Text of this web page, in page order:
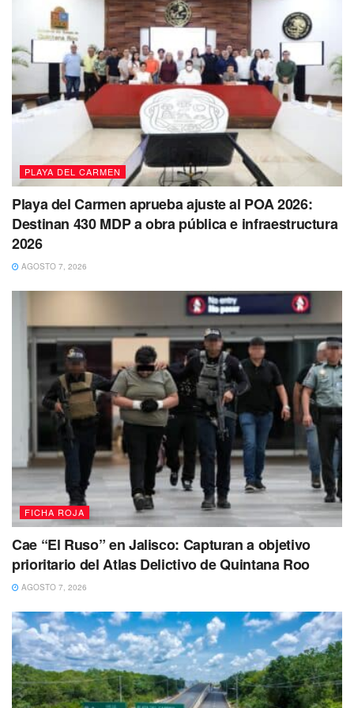
contar con ellos sería acreedores a una sanción y a la
suspensión del establecimiento.
Tags: Gasera Playa del Carmen
Protección Civil
Turbo Gas
PLAYA DEL CARMEN
Playa del Carmen aprueba ajuste al POA 2026:
Destinan 430 MDP a obra pública e infraestructura
2026
AGOSTO 7, 2026
FICHA ROJA
Cae “El Ruso” en Jalisco: Capturan a objetivo
prioritario del Atlas Delictivo de Quintana Roo
AGOSTO 7, 2026